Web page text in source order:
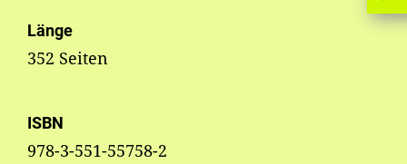
Länge
352 Seiten
ISBN
978-3-551-55758-2